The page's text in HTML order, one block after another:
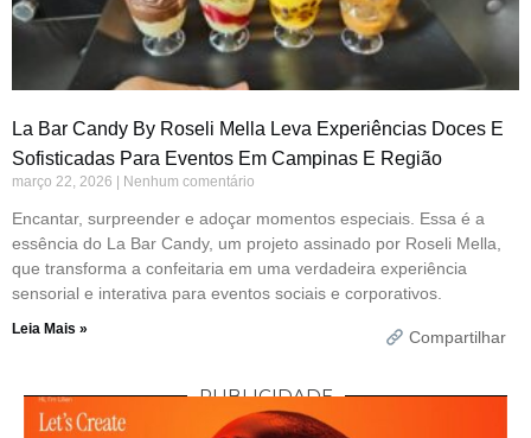
La Bar Candy By Roseli Mella Leva Experiências Doces E
Sofisticadas Para Eventos Em Campinas E Região
março 22, 2026 Nenhum comentário
Encantar, surpreender e adoçar momentos especiais. Essa é a
essência do La Bar Candy, um projeto assinado por Roseli Mella,
que transforma a confeitaria em uma verdadeira experiência
sensorial e interativa para eventos sociais e corporativos.
Leia Mais » Compartilhar
PUBLICIDADE